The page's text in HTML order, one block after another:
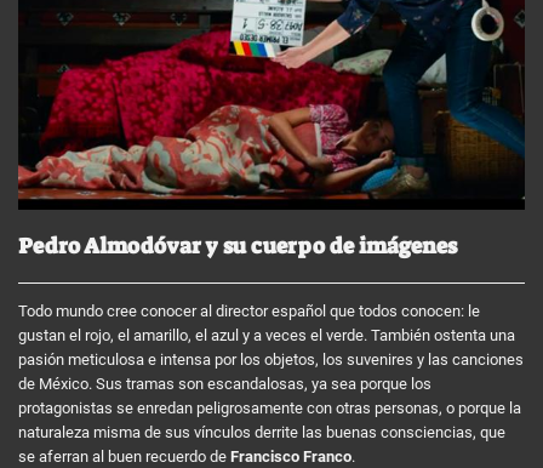
Pedro Almodóvar y su cuerpo de imágenes
Todo mundo cree conocer al director español que todos conocen: le
gustan el rojo, el amarillo, el azul y a veces el verde. También ostenta una
pasión meticulosa e intensa por los objetos, los suvenires y las canciones
de México. Sus tramas son escandalosas, ya sea porque los
protagonistas se enredan peligrosamente con otras personas, o porque la
naturaleza misma de sus vínculos derrite las buenas consciencias, que
se aferran al buen recuerdo de Francisco Franco.